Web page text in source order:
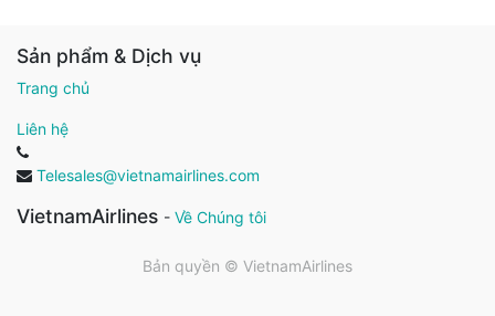
Sản phẩm & Dịch vụ
Trang chủ
Liên hệ
Telesales@vietnamairlines.com
VietnamAirlines - Về Chúng tôi
Bản quyền © VietnamAirlines